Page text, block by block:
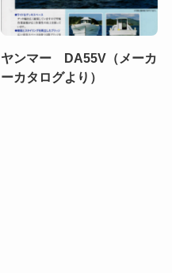
ヤンマー DA55V（メーカ
ーカタログより）